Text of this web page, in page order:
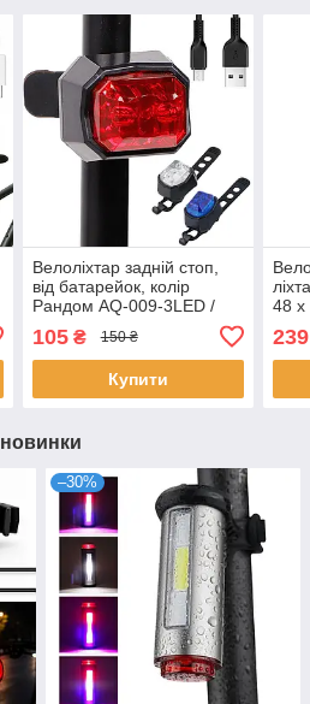
Велоліхтар задній стоп,
від батарейок, колір
Рандом AQ-009-3LED /
Ліхтарик на велосипед
105₴ 150 ₴
Купити
48
новинки
–30%